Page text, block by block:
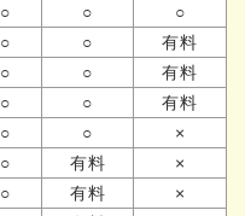
○ ○
○
○ ○
有料
○ ○
有料
○ ○
有料
○ ○
×
○ 有料
×
○ 有料
×